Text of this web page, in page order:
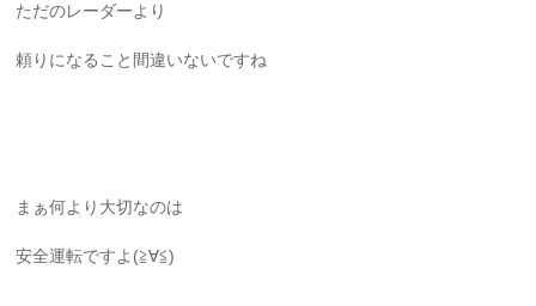
ただのレーダーより
頼りになること間違いないですね
まぁ何より大切なのは
安全運転ですよ(≧∀≦)